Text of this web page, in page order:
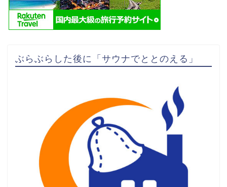
ぶらぶらした後に「サウナでととのえる」